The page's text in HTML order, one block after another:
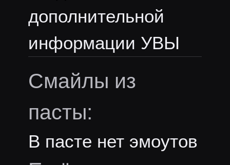
дополнительной
информации УВЫ
Смайлы из
пасты:
В пасте нет эмоутов